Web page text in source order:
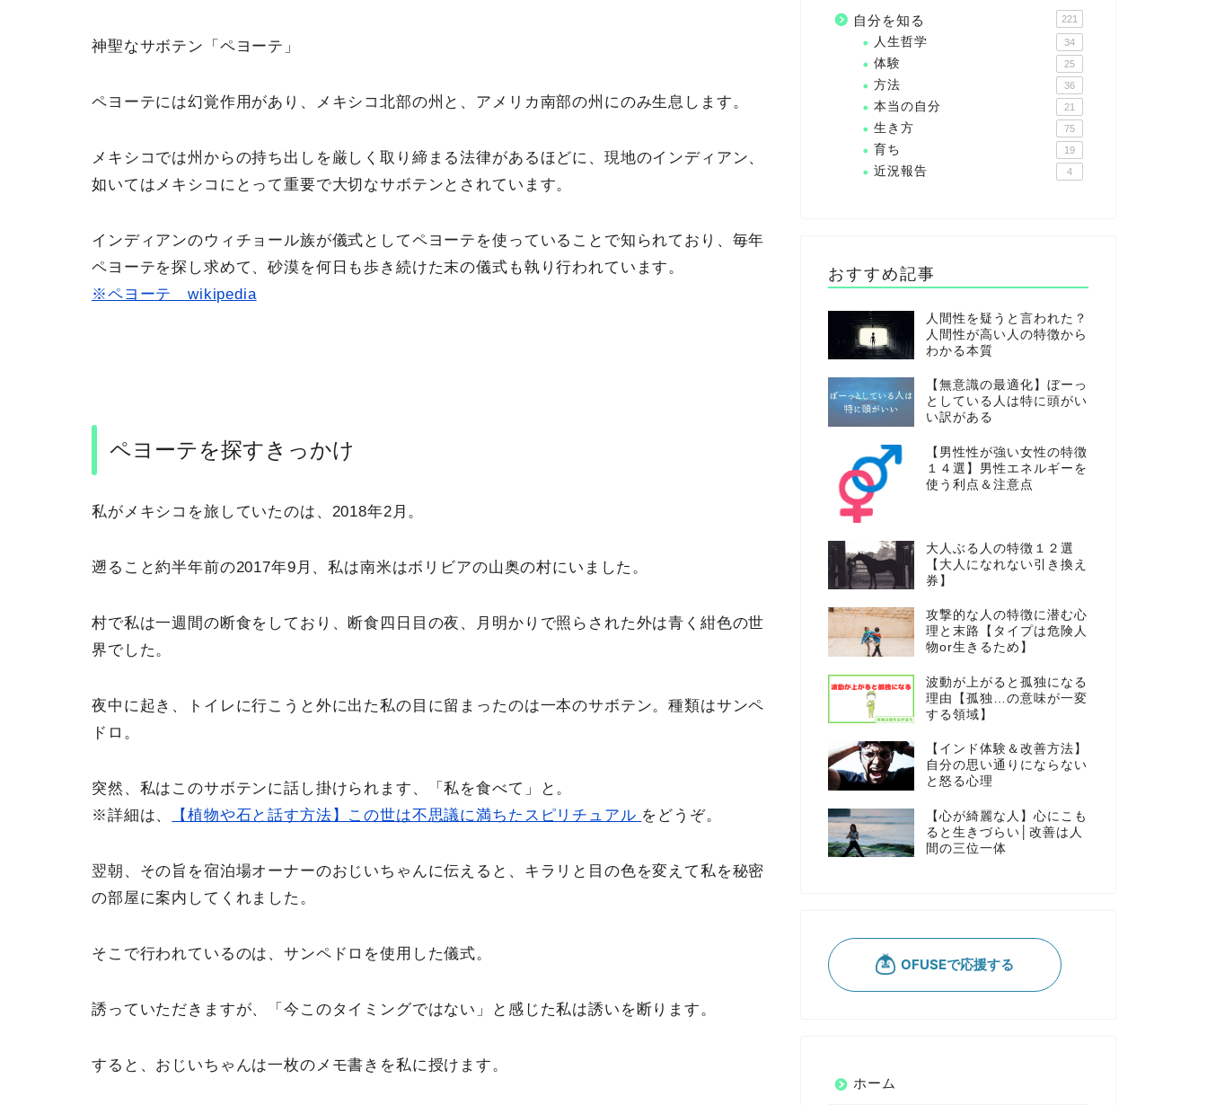
神聖なサボテン「ペヨーテ」
ペヨーテには幻覚作用があり、メキシコ北部の州と、アメリカ南部の州にのみ生息します。
メキシコでは州からの持ち出しを厳しく取り締まる法律があるほどに、現地のインディアン、
如いてはメキシコにとって重要で大切なサボテンとされています。
インディアンのウィチョール族が儀式としてペヨーテを使っていることで知られており、毎年
ペヨーテを探し求めて、砂漠を何日も歩き続けた末の儀式も執り行われています。
※ペヨーテ wikipedia
ペヨーテを探すきっかけ
私がメキシコを旅していたのは、2018年2月。
遡ること約半年前の2017年9月、私は南米はボリビアの山奥の村にいました。
村で私は一週間の断食をしており、断食四日目の夜、月明かりで照らされた外は青く紺色の世
界でした。
夜中に起き、トイレに行こうと外に出た私の目に留まったのは一本のサボテン。種類はサンペ
ドロ。
突然、私はこのサボテンに話し掛けられます、「私を食べて」と。
※詳細は、
【植物や石と話す方法】この世は不思議に満ちたスピリチュアル をどうぞ。
翌朝、その旨を宿泊場オーナーのおじいちゃんに伝えると、キラリと目の色を変えて私を秘密
の部屋に案内してくれました。
そこで行われているのは、サンペドロを使用した儀式。
誘っていただきますが、「今このタイミングではない」と感じた私は誘いを断ります。
すると、おじいちゃんは一枚のメモ書きを私に授けます。
自分を知る 221
人生哲学 34
体験 25
方法 36
本当の自分 21
生き方 75
育ち 19
近況報告 4
おすすめ記事
人間性を疑うと言われた？
人間性が高い人の特徴から
わかる本質
【無意識の最適化】ぼーっ
としている人は特に頭がい
い訳がある
【男性性が強い女性の特徴
１４選】男性エネルギーを
使う利点＆注意点
大人ぶる人の特徴１２選
【大人になれない引き換え
券】
攻撃的な人の特徴に潜む心
理と末路【タイプは危険人
物or生きるため】
波動が上がると孤独になる
理由【孤独…の意味が一変
する領域】
【インド体験＆改善方法】
自分の思い通りにならない
と怒る心理
【心が綺麗な人】心にこも
ると生きづらい│改善は人
間の三位一体
ホーム